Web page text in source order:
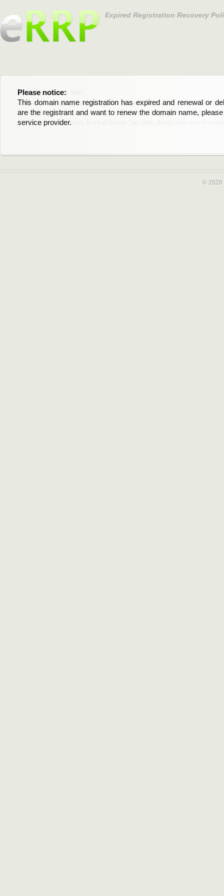
Expired Registration Recovery
Please notice:
This domain name registration has expired and renewal or
are the registrant and want to renew the domain name,
service provider.
Bitte beachten Sie:
Diese Domainregistrierung ist abgelaufen und die
Domain stehen an. Wenn Sie der Registrant sind und
verlängern möchten, kontaktieren Sie bitte Ihren Service-
© 2026